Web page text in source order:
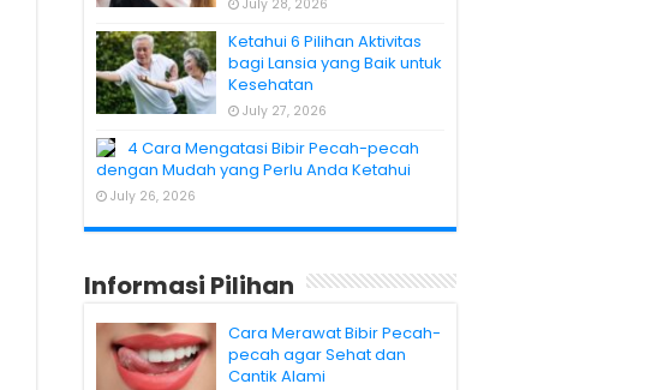
July 28, 2026
Ketahui 6 Pilihan Aktivitas
bagi Lansia yang Baik untuk
Kesehatan
July 27, 2026
4 Cara Mengatasi Bibir Pecah-pecah
dengan Mudah yang Perlu Anda Ketahui
July 26, 2026
Informasi Pilihan
Cara Merawat Bibir Pecah-
pecah agar Sehat dan
Cantik Alami